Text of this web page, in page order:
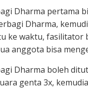
Dharma pertama
Dharma,
ke waktu, fasilitator
anggota bisa
Dharma boleh
genta 3x,